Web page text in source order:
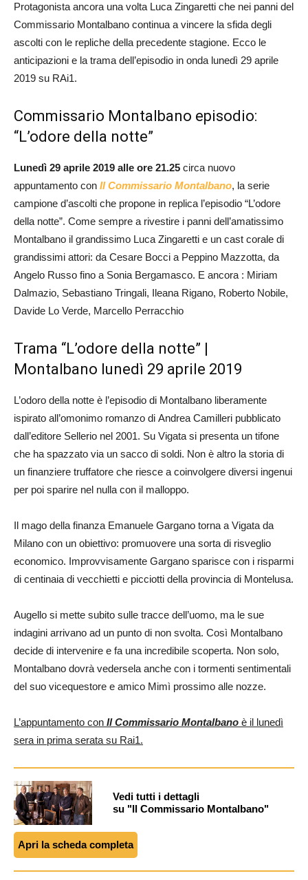
Protagonista ancora una volta Luca Zingaretti che nei panni del
Commissario Montalbano continua a vincere la sfida degli
ascolti con le repliche della precedente stagione. Ecco le
anticipazioni e la trama dell’episodio in onda lunedì 29 aprile
2019 su RAi1.
Commissario Montalbano episodio:
“L’odore della notte”
Lunedì 29 aprile 2019 alle ore 21.25 circa nuovo
appuntamento con Il Commissario Montalbano, la serie
campione d’ascolti che propone in replica l’episodio “L’odore
della notte”. Come sempre a rivestire i panni dell’amatissimo
Montalbano il grandissimo Luca Zingaretti e un cast corale di
grandissimi attori: da Cesare Bocci a Peppino Mazzotta, da
Angelo Russo fino a Sonia Bergamasco. E ancora : Miriam
Dalmazio, Sebastiano Tringali, Ileana Rigano, Roberto Nobile,
Davide Lo Verde, Marcello Perracchio
Trama “L’odore della notte” |
Montalbano lunedì 29 aprile 2019
L’odoro della notte è l’episodio di Montalbano liberamente
ispirato all’omonimo romanzo di Andrea Camilleri pubblicato
dall’editore Sellerio nel 2001. Su Vigata si presenta un tifone
che ha spazzato via un sacco di soldi. Non è altro la storia di
un finanziere truffatore che riesce a coinvolgere diversi ingenui
per poi sparire nel nulla con il malloppo.
Il mago della finanza Emanuele Gargano torna a Vigata da
Milano con un obiettivo: promuovere una sorta di risveglio
economico. Improvvisamente Gargano sparisce con i risparmi
di centinaia di vecchietti e picciotti della provincia di Montelusa.
Augello si mette subito sulle tracce dell’uomo, ma le sue
indagini arrivano ad un punto di non svolta. Così Montalbano
decide di intervenire e fa una incredibile scoperta. Non solo,
Montalbano dovrà vedersela anche con i tormenti sentimentali
del suo vicequestore e amico Mimì prossimo alle nozze.
L’appuntamento con Il Commissario Montalbano è il lunedì
sera in prima serata su Rai1.
Vedi tutti i dettagli
su "Il Commissario Montalbano"
Apri la scheda completa